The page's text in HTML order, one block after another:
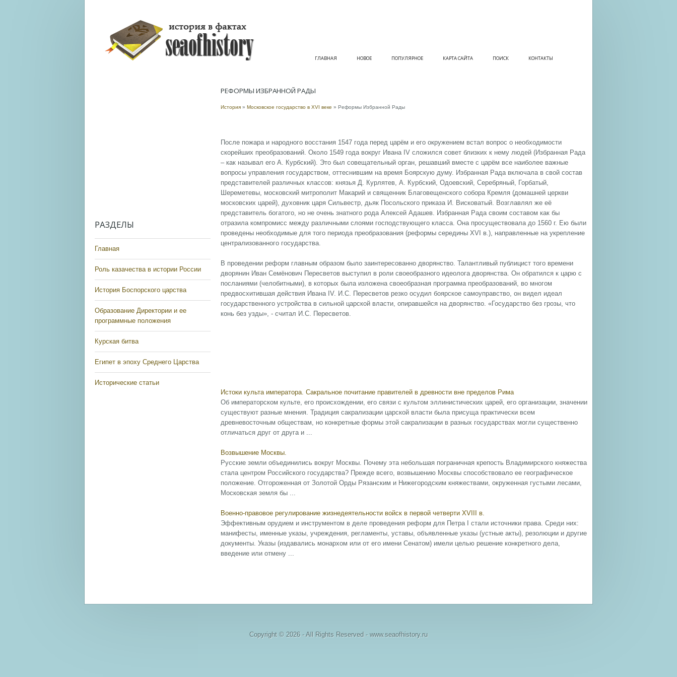
ГЛАВНАЯ НОВОЕ ПОПУЛЯРНОЕ КАРТА САЙТА ПОИСК КОНТАКТЫ
РАЗДЕЛЫ
Главная
Роль казачества в истории России
История Боспорского царства
Образование Директории и ее
программные положения
Курская битва
Египет в эпоху Среднего Царства
Исторические статьи
РЕФОРМЫ ИЗБРАННОЙ РАДЫ
История » Московское государство в XVI веке » Реформы Избранной Рады
После пожара и народного восстания 1547 года перед царём и его окружением встал вопрос о необходимости
скорейших преобразований. Около 1549 года вокруг Ивана IV сложился совет близких к нему людей (Избранная Рада
– как называл его А. Курбский). Это был совещательный орган, решавший вместе с царём все наиболее важные
вопросы управления государством, оттеснившим на время Боярскую думу. Избранная Рада включала в свой состав
представителей различных классов: князья Д. Курлятев, А. Курбский, Одоевский, Серебряный, Горбатый,
Шереметевы, московский митрополит Макарий и священник Благовещенского собора Кремля (домашней церкви
московских царей), духовник царя Сильвестр, дьяк Посольского приказа И. Висковатый. Возглавлял же её
представитель богатого, но не очень знатного рода Алексей Адашев. Избранная Рада своим составом как бы
отразила компромисс между различными слоями господствующего класса. Она просуществовала до 1560 г. Ею были
проведены необходимые для того периода преобразования (реформы середины ХVI в.), направленные на укрепление
централизованного государства.
В проведении реформ главным образом было заинтересованно дворянство. Талантливый публицист того времени
дворянин Иван Семёнович Пересветов выступил в роли своеобразного идеолога дворянства. Он обратился к царю с
посланиями (челобитными), в которых была изложена своеобразная программа преобразований, во многом
предвосхитившая действия Ивана IV. И.С. Пересветов резко осудил боярское самоуправство, он видел идеал
государственного устройства в сильной царской власти, опиравшейся на дворянство. «Государство без грозы, что
конь без узды», - считал И.С. Пересветов.
Истоки культа императора. Сакральное почитание правителей в древности вне пределов Рима
Об императорском культе, его происхождении, его связи с культом эллинистических царей, его организации, значении
существуют разные мнения. Традиция сакрализации царской власти была присуща практически всем
древневосточным обществам, но конкретные формы этой сакрализации в разных государствах могли существенно
отличаться друг от друга и ...
Возвышение Москвы.
Русские земли объединились вокруг Москвы. Почему эта небольшая пограничная крепость Владимирского княжества
стала центром Российского государства? Прежде всего, возвышению Москвы способствовало ее географическое
положение. Отгороженная от Золотой Орды Рязанским и Нижегородским княжествами, окруженная густыми лесами,
Московская земля бы ...
Военно-правовое регулирование жизнедеятельности войск в первой четверти XVIII в.
Эффективным орудием и инструментом в деле проведения реформ для Петра I стали источники права. Среди них:
манифесты, именные указы, учреждения, регламенты, уставы, объявленные указы (устные акты), резолюции и другие
документы. Указы (издавались монархом или от его имени Сенатом) имели целью решение конкретного дела,
введение или отмену ...
Copyright © 2026 - All Rights Reserved - www.seaofhistory.ru